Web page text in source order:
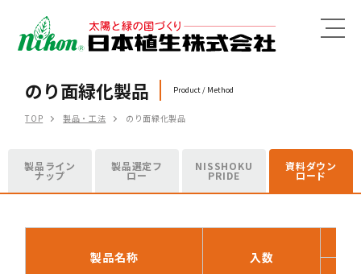
MENU
のり面緑化製品 Product / Method
TOP 製品・工法 のり面緑化製品
製品ライン
ナップ
製品選定フ
ロー
NISSHOKU
PRIDE
資料ダウン
ロード
製品名称
入数